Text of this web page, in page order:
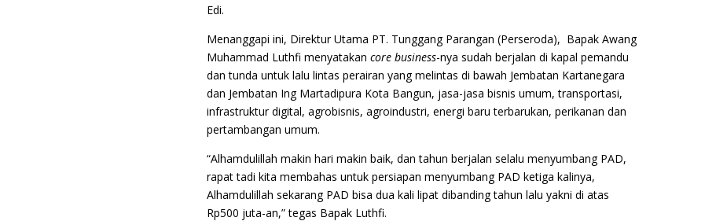
Edi.
Menanggapi ini, Direktur Utama PT. Tunggang Parangan (Perseroda), Bapak Awang
Muhammad Luthfi menyatakan core business-nya sudah berjalan di kapal pemandu
dan tunda untuk lalu lintas perairan yang melintas di bawah Jembatan Kartanegara
dan Jembatan Ing Martadipura Kota Bangun, jasa-jasa bisnis umum, transportasi,
infrastruktur digital, agrobisnis, agroindustri, energi baru terbarukan, perikanan dan
pertambangan umum.
“Alhamdulillah makin hari makin baik, dan tahun berjalan selalu menyumbang PAD,
rapat tadi kita membahas untuk persiapan menyumbang PAD ketiga kalinya,
Alhamdulillah sekarang PAD bisa dua kali lipat dibanding tahun lalu yakni di atas
Rp500 juta-an,” tegas Bapak Luthfi.